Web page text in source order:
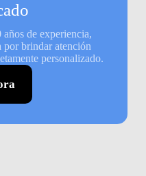
de experiencia,
por brindar atención
personalizado.